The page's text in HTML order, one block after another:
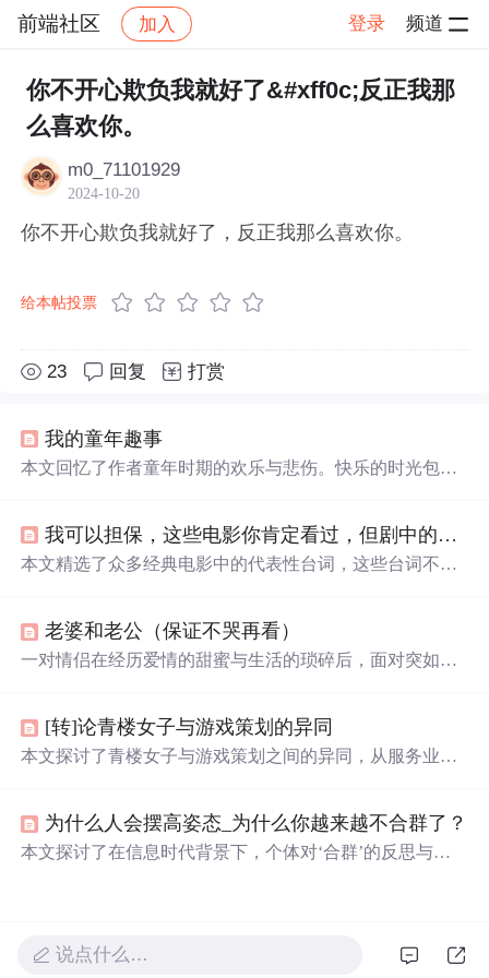
前端社区 加入 登录 频道
社区 前端社区 感慨 帖子详情
你不开心欺负我就好了&#xff0c;反正我那
么喜欢你。
m0_71101929
2024-10-20
你不开心欺负我就好了，反正我那么喜欢你。
给本帖投票
23 回复 打赏
我的童年趣事
本文回忆了作者童年时期的欢乐与悲伤。快乐的时光包括
记忆。
我可以担保，这些电影你肯定看过，但剧中的台词，你还记得不？
本文精选了众多经典电影中的代表性台词，这些台词不仅
事。老婆和老公（保证不哭再看）
一对情侣在经历爱情的甜蜜与生活的琐碎后，面对突如其
期，十年后彻底忘记彼此，期待来生再续前缘。
[转]论青楼女子与游戏策划的异同
本文探讨了青楼女子与游戏策划之间的异同，从服务业的
的挑战和追求的理想。
为什么人会摆高姿态_为什么你越来越不合群了？
本文探讨了在信息时代背景下，个体对‘合群’的反思与重
批判强制合群对心理健康的损害，并指出卓尔不群者更易
在技术驱动的知识经济中建立差异化优势。
说点什么…